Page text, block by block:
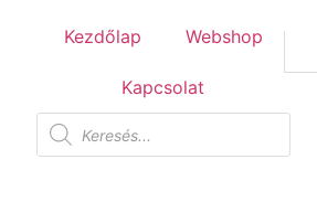
Kezdőlap Webshop
Kapcsolat
Tuscania Durango Medium